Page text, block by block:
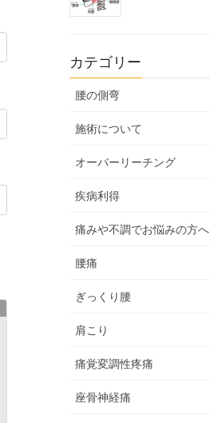
カテゴリー
腰の側弯
施術について
オーバーリーチング
疾病利得
痛みや不調でお悩みの方へ
腰痛
ぎっくり腰
肩こり
痛覚変調性疼痛
座骨神経痛